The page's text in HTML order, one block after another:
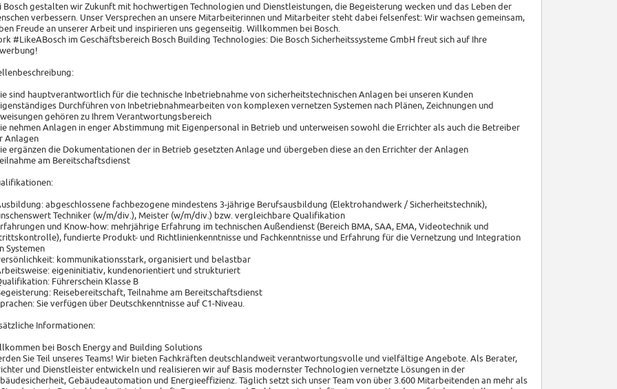
Bosch gestalten wir Zukunft mit hochwertigen Technologien und Dienstleistungen, die Begeisterung wecken und das Leben der
verbessern. Unser Versprechen an unsere Mitarbeiterinnen und Mitarbeiter steht dabei felsenfest: Wir wachsen gemeinsam,
Freude an unserer Arbeit und inspirieren uns gegenseitig. Willkommen bei Bosch.
#LikeABosch im Geschäftsbereich Bosch Building Technologies: Die Bosch Sicherheitssysteme GmbH freut sich auf Ihre
sind hauptverantwortlich für die technische Inbetriebnahme von sicherheitstechnischen Anlagen bei unseren Kunden
Durchführen von Inbetriebnahmearbeiten von komplexen vernetzen Systemen nach Plänen, Zeichnungen und
gehören zu Ihrem Verantwortungsbereich
nehmen Anlagen in enger Abstimmung mit Eigenpersonal in Betrieb und unterweisen sowohl die Errichter als auch die Betreiber
Anlagen
ergänzen die Dokumentationen der in Betrieb gesetzten Anlage und übergeben diese an den Errichter der Anlagen
am Bereitschaftsdienst
abgeschlossene fachbezogene mindestens 3-jährige Berufsausbildung (Elektrohandwerk / Sicherheitstechnik),
Techniker (w/m/div.), Meister (w/m/div.) bzw. vergleichbare Qualifikation
und Know-how: mehrjährige Erfahrung im technischen Außendienst (Bereich BMA, SAA, EMA, Videotechnik und
fundierte Produkt- und Richtlinienkenntnisse und Fachkenntnisse und Erfahrung für die Vernetzung und Integration
Systemen
kommunikationsstark, organisiert und belastbar
eigeninitiativ, kundenorientiert und strukturiert
Führerschein Klasse B
Reisebereitschaft, Teilnahme am Bereitschaftsdienst
Sie verfügen über Deutschkenntnisse auf C1-Niveau.
Informationen:
bei Bosch Energy and Building Solutions
Sie Teil unseres Teams! Wir bieten Fachkräften deutschlandweit verantwortungsvolle und vielfältige Angebote. Als Berater,
und Dienstleister entwickeln und realisieren wir auf Basis modernster Technologien vernetzte Lösungen in der
Gebäudeautomation und Energieeffizienz. Täglich setzt sich unser Team von über 3.600 Mitarbeitenden an mehr als